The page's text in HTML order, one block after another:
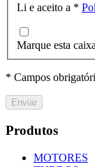
Li e aceito a *
Marque esta
* Campos
Enviar
Produtos
MOTORES